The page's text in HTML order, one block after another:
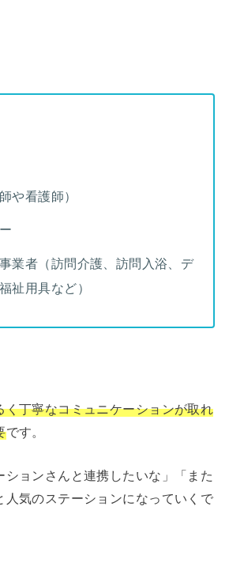
や看護師）
業者（訪問介護、訪問入浴、デ
祉用具など）
く丁寧なコミュニケーションが取れ
です。
ションさんと連携したいな」「また
人気のステーションになっていくで